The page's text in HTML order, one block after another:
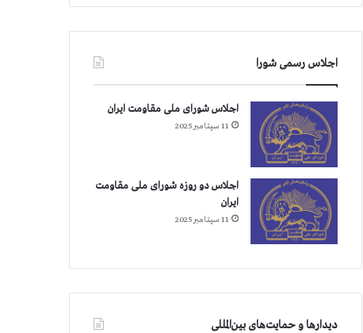
اجلاس رسمی شورا
اجلاس شورای ملی مقاومت ایران
11 سپتامبر 2025
اجلاس دو روزه شورای ملی مقاومت
ایران
11 سپتامبر 2025
دیدارها و حمایت‌های بین‌المللی